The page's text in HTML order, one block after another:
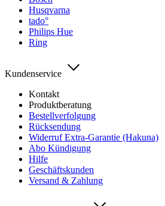
Husqvarna
tado°
Philips Hue
Ring
Kundenservice
Kontakt
Produktberatung
Bestellverfolgung
Rücksendung
Widerruf Extra-Garantie (Hakuna)
Abo Kündigung
Hilfe
Geschäftskunden
Versand & Zahlung